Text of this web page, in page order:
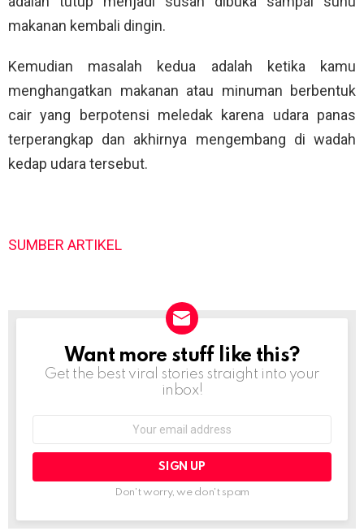
makanan kembali dingin.
Kemudian masalah kedua adalah ketika kamu
menghangatkan makanan atau minuman berbentuk
cair yang berpotensi meledak karena udara panas
terperangkap dan akhirnya mengembang di wadah
kedap udara tersebut.
SUMBER ARTIKEL
NEWSLETTER
Want more stuff like this?
Get the best viral stories straight into your
inbox!
Don't worry, we don't spam